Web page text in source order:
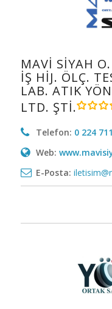
MAVİ SİYAH
İŞ HİJ. ÖLÇ.
LAB. ATIK
LTD. ŞTİ.
Telefon: 0 224
Web:
E-Posta: